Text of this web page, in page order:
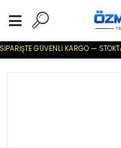
GÜVENLİ KARGO —